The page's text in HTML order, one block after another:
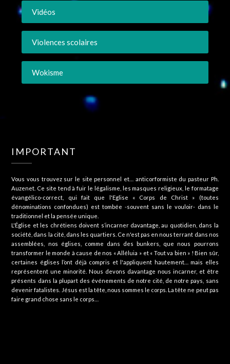
Vidéos
Violences scolaires
Wokisme
IMPORTANT
Vous vous trouvez sur le site personnel et… anticorformiste du pasteur Ph.
Auzenet. Ce site tend à fuir le légalisme, les masques religieux, le formatage
évangélico-correct, qui fait que l'Eglise « Corps de Christ » (toutes
dénominations confondues) est tombée -souvent sans le vouloir- dans le
traditionnel et la pensée unique.
L'Église et les chrétiens doivent s’incarner davantage, au quotidien, dans la
société, dans la cité, dans les quartiers. Ce n'est pas en nous terrant dans nos
assemblées, nos églises, comme dans des bunkers, que nous pourrons
transformer le monde à cause de nos « Alléluia » et « Tout va bien » ! Bien sûr,
certaines églises l’ont déjà compris et l'appliquent hautement… mais elles
représentent une minorité. Nous devons davantage nous incarner, et être
présents dans la plupart des événements de notre cité, de notre pays, sans
devenir fatalistes. Jésus est la tête, nous sommes le corps. La tête ne peut pas
faire grand chose sans le corps…